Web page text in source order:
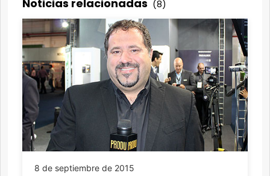
Noticias relacionadas (8)
8 de septiembre de 2015